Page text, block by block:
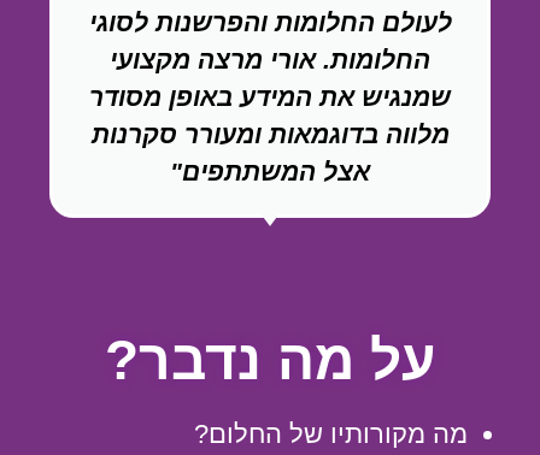
לעולם החלומות והפרשנות לסוגי
החלומות. אורי מרצה מקצועי
שמנגיש את המידע באופן מסודר
מלווה בדוגמאות ומעורר סקרנות
אצל המשתתפים"
על מה נדבר?
מה מקורותיו של החלום?